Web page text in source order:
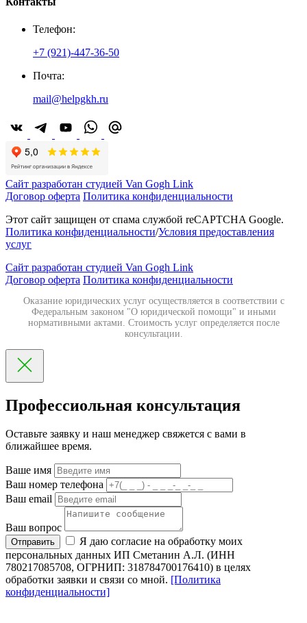
Телефон:
+7 (921)-447-36-50
Почта:
mail@helpgkh.ru
Сайт разработан студией Van Gogh Link
Договор оферта Политика конфиденциальности
Этот сайт защищен от спама службой reCAPTCHA Google.
Политика конфиденциальности/Условия предоставления
услуг
Сайт разработан студией Van Gogh Link
Договор оферта Политика конфиденциальности
Оказание юридических услуг осуществляется в соответствии с
Федеральным законом "О юридической помощи" и иными
нормативными актами. Стоимость услуг определяется после
консультации.
Профессиольная консультация
Оставьте заявку и наш менеджер свяжется с вами в
ближайшее время.
Ваше имя
Ваш номер телефона
Ваш email
Ваш вопрос
Отправить
Я даю согласие на обработку моих
персональных данных ИП Сметанин А.Л. (ИНН
780217085708, ОГРНИП: 318784700176410) в целях
обработки заявки и связи со мной. [Политика
конфиденциальности]